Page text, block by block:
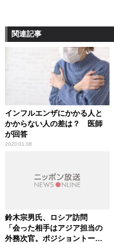
関連記事
インフルエンザにかかる人と
かからない人の差は？ 医師
が回答
2020.01.08
鈴木宗男氏、ロシア訪問
「会った相手はアジア担当の
外務次官。ポジショントーク